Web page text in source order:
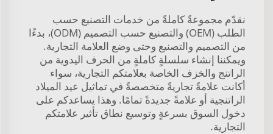
نقدّم مجموعةً كاملةً من خدمات التصنيع حسب
الطلب (OEM) والتصنيع حسب التصميم (ODM)، بدءًا
من التصميم والتصنيع وحتى وضع العلامة التجارية.
ويمكننا إنشاء سلسلةٍ كاملةٍ من الحرف اليدوية من
الراتنج والخزف الخاصة بعلامتكم التجارية، سواء
أكانت علامةً تجاريةً متخصصةً في تماثيل عيد الميلاد
الراتنجية أو علامةً جديدةً تمامًا. وهذا يساعدكم على
دخول السوق بسرعةٍ وتوسيع نطاق تأثير علامتكم
التجارية.